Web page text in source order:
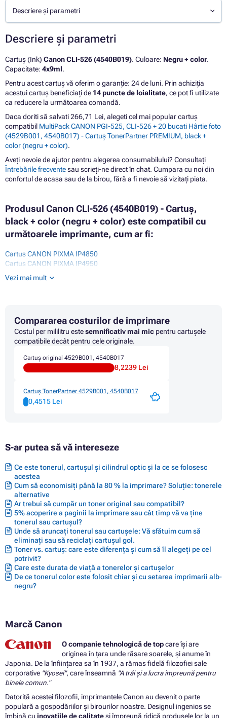
Descriere și parametri
Descriere și parametri
Cartuș (Ink) Canon CLI-526 (4540B019). Culoare: Negru + color.
Capacitate: 4x9ml.
Pentru acest cartuș vă oferim o garanție: 24 de luni. Prin achiziția
acestui cartuș beneficiați de 14 puncte de loialitate, ce pot fi utilizate
ca reducere la următoarea comandă.
Daca doriti să salvati 266,71 Lei, alegeti cel mai popular cartuș
compatibil MultiPack CANON PGI-525, CLI-526 + 20 bucati Hârtie foto
(4529B001, 4540B017) - Cartuș TonerPartner PREMIUM, black +
color (negru + color).
Aveți nevoie de ajutor pentru alegerea consumabilului? Consultați
Întrebările frecventesau scrieți-ne direct în chat. Cumpara cu noi din
confortul de acasa sau de la birou, fără a fi nevoie să vizitați piata.
Produsul Canon CLI-526 (4540B019) - Cartuș,
black + color (negru + color) este compatibil cu
următoarele imprimante, cum ar fi:
Cartus CANON PIXMA IP4850
Cartus CANON PIXMA IP4950
Cartus CANON PIXMA IX6500 SERIES
Cartus CANON PIXMA IX6550
Cartus CANON PIXMA MG5250
Cartus CANON PIXMA MG5300 SERIES
Cartus CANON PIXMA MG5340
Cartus CANON PIXMA MG6150
Cartus CANON PIXMA MG6200 SERIES
Cartus CANON PIXMA MG8150
Cartus CANON PIXMA MG8200 SERIES
Cartus CANON PIXMA MG8240
Cartus CANON PIXMA MX885
Cartus CANON PIXMA MX895
Vezi mai mult
Compararea costurilor de imprimare
Costul per mililitru estesemnificativ mai mic pentru cartușele
compatibile decât pentru cele originale.
Cartuș original 4529B001, 4540B017
8,2239 Lei
Cartuș TonerPartner 4529B001, 4540B017
0,4515 Lei
S-ar putea să vă intereseze
Ce este tonerul, cartușul și cilindrul optic și la ce se folosesc
acestea
Cum să economisiți până la 80 % la imprimare? Soluție: tonerele
alternative
Ar trebui să cumpăr un toner original sau compatibil?
5% acoperire a paginii la imprimare sau cât timp vă va ține
tonerul sau cartușul?
Unde să aruncați tonerul sau cartușele: Vă sfătuim cum să
eliminați sau să reciclați cartușul gol.
Toner vs. cartuș: care este diferența și cum să îl alegeți pe cel
potrivit?
Care este durata de viață a tonerelor și cartușelor
De ce tonerul color este folosit chiar și cu setarea imprimarii alb-
negru?
Marcă Canon
O companie tehnologică de topcare își are
originea în țara unde răsare soarele, și anume în
Japonia. De la înființarea sa în 1937, a rămas fidelă filozofiei sale
corporative "Kyosei", care înseamnă "A trăi și a lucra împreună pentru
binele comun."
Datorită acestei filozofii, imprimantele Canon au devenit o parte
populară a gospodăriilor și birourilor noastre. Designul ingenios se
îmbină cu inovațiile de calitateși împreună ridică produsele lor la un